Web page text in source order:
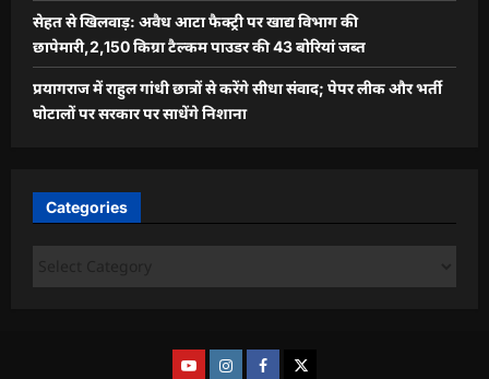
सेहत से खिलवाड़: अवैध आटा फैक्ट्री पर खाद्य विभाग की
छापेमारी,2,150 किग्रा टैल्कम पाउडर की 43 बोरियां जब्त
प्रयागराज में राहुल गांधी छात्रों से करेंगे सीधा संवाद; पेपर लीक और भर्ती
घोटालों पर सरकार पर साधेंगे निशाना
Categories